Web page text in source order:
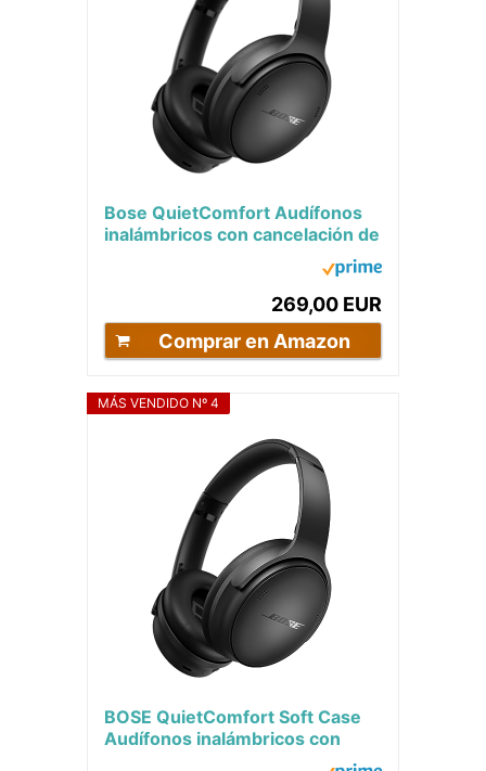
Bose QuietComfort Audífonos
inalámbricos con cancelación de
ruido, audífonos circumaurales
269,00 EUR
Comprar en Amazon
MÁS VENDIDO Nº 4
BOSE QuietComfort Soft Case
Audífonos inalámbricos con